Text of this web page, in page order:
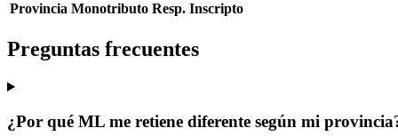
Provincia Monotributo Resp. Inscripto
Preguntas frecuentes
¿Por qué ML me retiene diferente según mi